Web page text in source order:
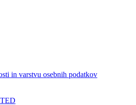
in varstvu osebnih podatkov